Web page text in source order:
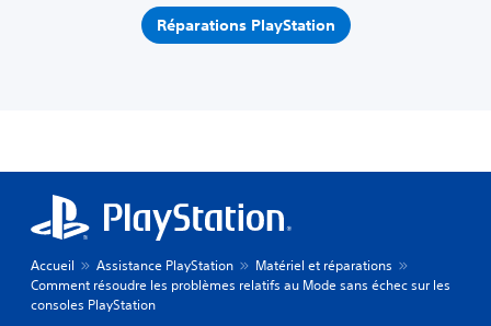
Réparations PlayStation
Accueil Assistance PlayStation
Matériel et réparations
Comment résoudre les problèmes relatifs au Mode sans échec sur les
consoles PlayStation